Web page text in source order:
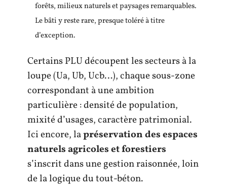
forêts, milieux naturels et paysages remarquables.
Le bâti y reste rare, presque toléré à titre
d’exception.
Certains PLU découpent les secteurs à la
loupe (Ua, Ub, Ucb…), chaque sous-zone
correspondant à une ambition
particulière : densité de population,
mixité d’usages, caractère patrimonial.
Ici encore, lapréservation des espaces
naturels agricoles et forestiers
s’inscrit dans une gestion raisonnée, loin
de la logique du tout-béton.